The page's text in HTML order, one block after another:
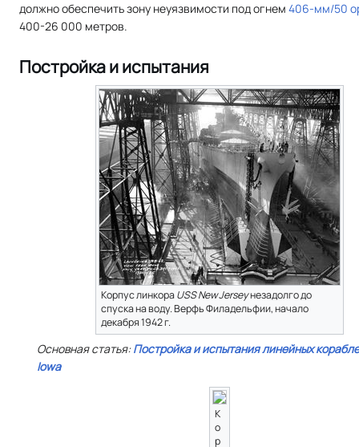
должно обеспечить зону неуязвимости под огнем 406-мм/50
400-26 000 метров.
Постройка и испытания
Корпус линкораUSS New Jerseyнезадолго до
спуска на воду. Верфь Филадельфии, начало
декабря 1942 г.
Основная статья:Постройка и испытания линейных
Iowa
К
о
р